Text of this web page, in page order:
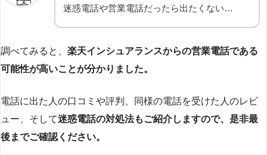
迷惑電話や営業電話だったら出たくない…
調べてみると、 楽天インシュアランスからの営業電話である
可能性が高いことが分かりました。
電話に出た人の口コミや評判、同様の電話を受けた人のレビ
ュー、そして迷惑電話の対処法もご紹介しますので、是非最
後までご確認ください。